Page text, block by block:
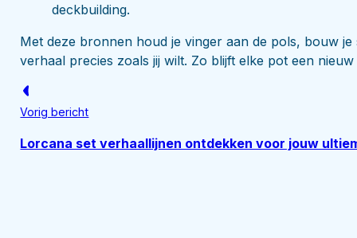
deckbuilding.
Met deze bronnen houd je vinger aan de pols, bouw
verhaal precies zoals jij wilt. Zo blijft elke pot een
Vorig bericht
Lorcana set verhaallijnen ontdekken voor jouw